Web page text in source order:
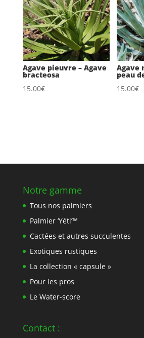
Agave pieuvre – Agave
bracteosa
15.00€
Agave
peau
15.00€
Notre gamme
Tous nos palmiers
Palmier ‘Yéti’™
Cactées et autres succulentes
Exotiques rustiques
La collection « capsule »
Pour les pros
Le Water-score
Contact :